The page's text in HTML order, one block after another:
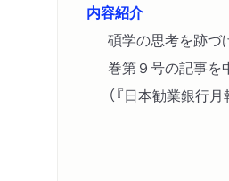
内容紹介
碩学の思考を跡づ
巻第９号の記事を中
（『日本勧業銀行